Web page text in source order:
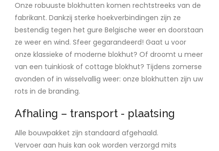
Onze robuuste blokhutten komen rechtstreeks van de
fabrikant. Dankzij sterke hoekverbindingen zijn ze
bestendig tegen het gure Belgische weer en doorstaan
ze weer en wind. Sfeer gegarandeerd! Gaat u voor
onze klassieke of moderne blokhut? Of droomt u meer
van een tuinkiosk of cottage blokhut? Tijdens zomerse
avonden of in wisselvallig weer: onze blokhutten zijn uw
rots in de branding.
Afhaling – transport - plaatsing
Alle bouwpakket zijn standaard afgehaald.
Vervoer aan huis kan ook worden verzorgd mits